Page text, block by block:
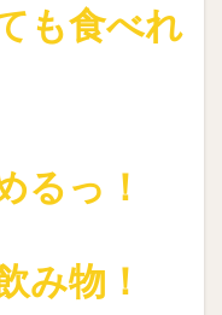
も食べれ
るっ！
み物！